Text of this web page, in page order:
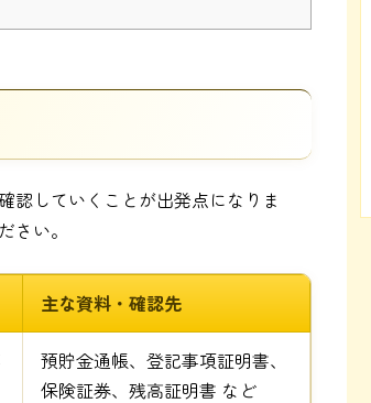
認していくことが出発点になりま
い。
主な資料・確認先
預貯金通帳、登記事項証明書、
保険証券、残高証明書 など